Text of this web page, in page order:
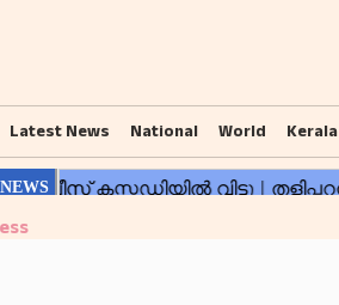
Latest News National World Kerala